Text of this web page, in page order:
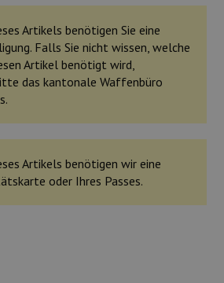
Artikels benötigen Sie eine
Falls Sie nicht wissen, welche
Artikel benötigt wird,
das kantonale Waffenbüro
Artikels benötigen wir eine
oder Ihres Passes.